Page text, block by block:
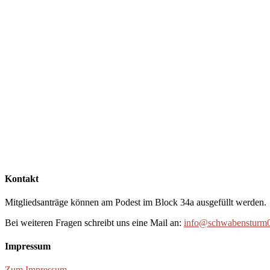
Kontakt
Mitgliedsanträge können am Podest im Block 34a ausgefüllt werden.
Bei weiteren Fragen schreibt uns eine Mail an:
Impressum